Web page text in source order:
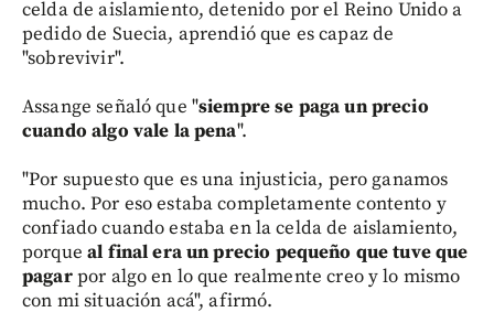
celda de aislamiento, detenido por el Reino Unido a
pedido de Suecia, aprendió que es capaz de
"sobrevivir".
Assange señaló que "siempre se paga un precio
cuando algo vale la pena".
"Por supuesto que es una injusticia, pero ganamos
mucho. Por eso estaba completamente contento y
confiado cuando estaba en la celda de aislamiento,
porque al final era un precio pequeño que tuve que
pagarpor algo en lo que realmente creo y lo mismo
con mi situación acá", afirmó.